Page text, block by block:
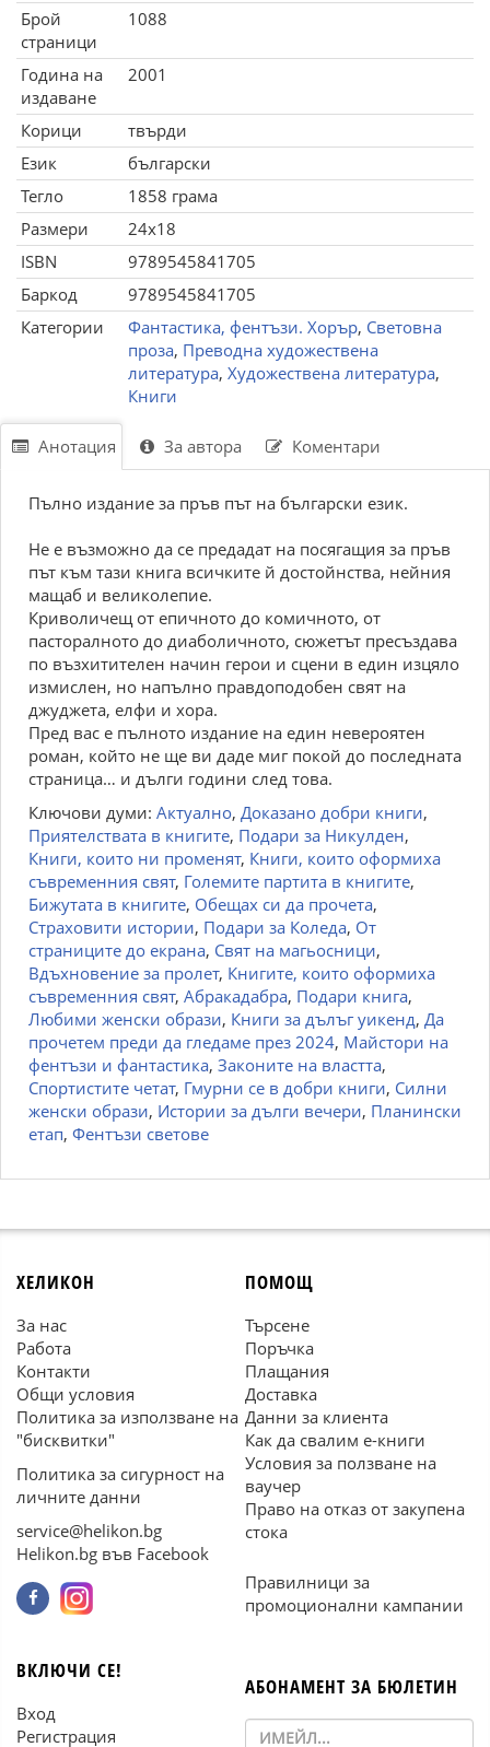
Брой
страници
1088
Година на
издаване
2001
Корици
твърди
Език
български
Тегло
1858 грама
Размери
24x18
ISBN
9789545841705
Баркод
9789545841705
Категории
Фантастика, фентъзи. Хорър, Световна
проза, Преводна художествена
литература, Художествена литература,
Книги
Анотация За автора Коментари
Пълно издание за пръв път на български език.
Не е възможно да се предадат на посягащия за пръв
път към тази книга всичките й достойнства, нейния
мащаб и великолепие.
Криволичещ от епичното до комичното, от
пасторалното до диаболичното, сюжетът пресъздава
по възхитителен начин герои и сцени в един изцяло
измислен, но напълно правдоподобен свят на
джуджета, елфи и хора.
Пред вас е пълното издание на един невероятен
роман, който не ще ви даде миг покой до последната
страница… и дълги години след това.
Ключови думи: Актуално, Доказано добри книги,
Приятелствата в книгите, Подари за Никулден,
Книги, които ни променят, Книги, които оформиха
съвременния свят, Големите партита в книгите,
Бижутата в книгите, Обещах си да прочета,
Страховити истории, Подари за Коледа, От
страниците до екрана, Свят на магьосници,
Вдъхновение за пролет, Книгите, които оформиха
съвременния свят, Абракадабра, Подари книга,
Любими женски образи, Книги за дълъг уикенд, Да
прочетем преди да гледаме през 2024, Майстори на
фентъзи и фантастика, Законите на властта,
Спортистите четат, Гмурни се в добри книги, Силни
женски образи, Истории за дълги вечери, Планински
етап, Фентъзи светове
ХЕЛИКОН
За нас
Работа
Контакти
Общи условия
Политика за използване на
"бисквитки"
Политика за сигурност на
личните данни
service@helikon.bg
Helikon.bg във Facebook
ПОМОЩ
Търсене
Поръчка
Плащания
Доставка
Данни за клиента
Как да свалим е-книги
Условия за ползване на
ваучер
Право на отказ от закупена
стока
Правилници за
промоционални кампании
ВКЛЮЧИ СЕ!
Вход
Регистрация
АБОНАМЕНТ ЗА БЮЛЕТИН